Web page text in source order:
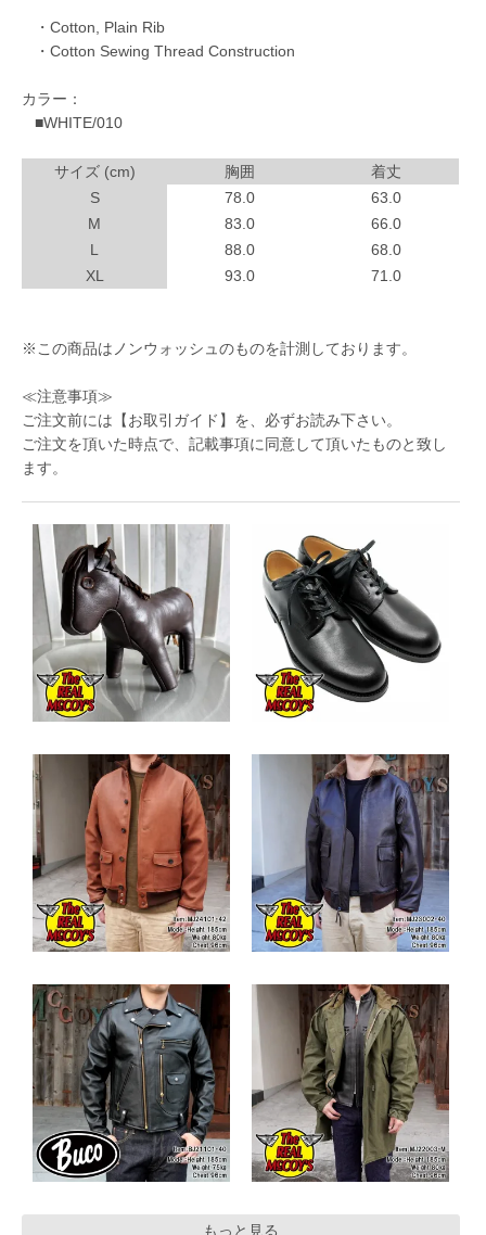
・Cotton, Plain Rib
・Cotton Sewing Thread Construction
カラー：
■WHITE/010
サイズ (cm) 胸囲
着丈
S
78.0
63.0
M
83.0
66.0
L
88.0
68.0
XL
93.0 71.0
※この商品はノンウォッシュのものを計測しております。
≪注意事項≫
ご注文前には 【お取引ガイド】 を、必ずお読み下さい。
ご注文を頂いた時点で、記載事項に同意して頂いたものと致し
ます。
もっと見る